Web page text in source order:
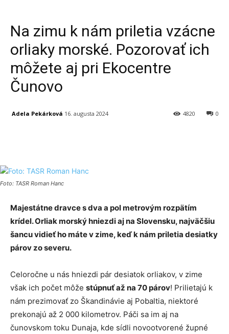
Na zimu k nám priletia vzácne
orliaky morské. Pozorovať ich
môžete aj pri Ekocentre
Čunovo
Adela Pekárková 16. augusta 2024 0
4820
Foto: TASR Roman Hanc
Majestátne dravce s dva a pol metrovým rozpätím
krídel. Orliak morský hniezdi aj na Slovensku, najväčšiu
šancu vidieť ho máte v zime, keď k nám priletia desiatky
párov zo severu.
Celoročne u nás hniezdi pár desiatok orliakov, v zime
však ich počet môže stúpnuť až na 70 párov! Prilietajú k
nám prezimovať zo Škandinávie aj Pobaltia, niektoré
prekonajú až 2 000 kilometrov. Páči sa im aj na
čunovskom toku Dunaja, kde sídli novootvorené župné